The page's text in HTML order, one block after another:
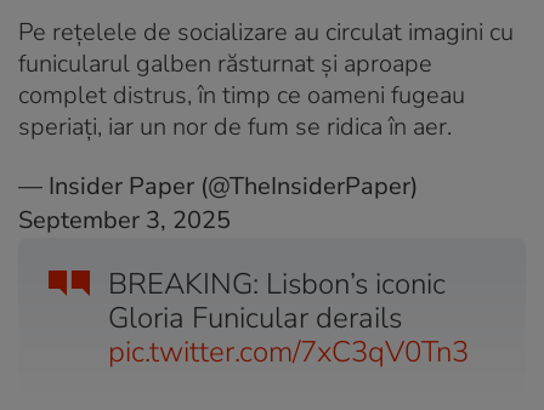
Pe rețelele de socializare au circulat imagini cu
funicularul galben răsturnat și aproape
complet distrus, în timp ce oameni fugeau
speriați, iar un nor de fum se ridica în aer.
BREAKING: Lisbon’s iconic
Gloria Funicular derails
pic.twitter.com/7xC3qV0Tn3
— Insider Paper (@TheInsiderPaper)
September 3, 2025